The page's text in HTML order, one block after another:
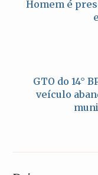
Homem é
GTO do 14°
veículo